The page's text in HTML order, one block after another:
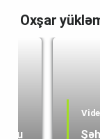
Oxşar